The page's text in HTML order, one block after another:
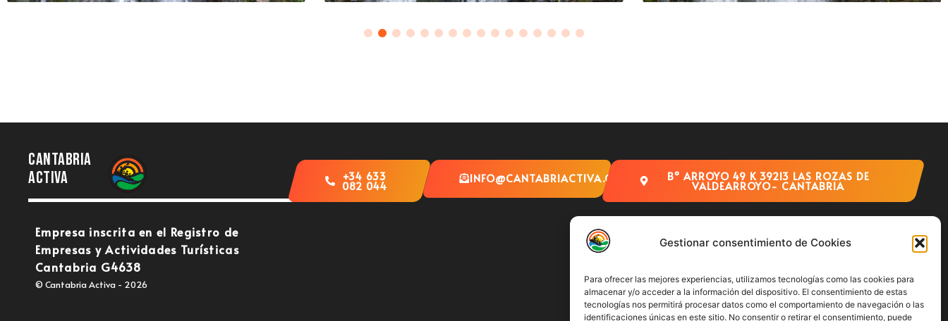
Gestionar consentimiento de Cookies
Para ofrecer las mejores experiencias, utilizamos tecnologías como las cookies para
almacenar y/o acceder a la información del dispositivo. El consentimiento de estas
tecnologías nos permitirá procesar datos como el comportamiento de navegación o las
identificaciones únicas en este sitio. No consentir o retirar el consentimiento, puede
Cantabria
activa
+34 633
082 044
INFO@CANTABRIACTIVA.COM Bº ARROYO 49 K 39213 LAS ROZAS DE
VALDEARROYO- CANTABRIA
Empresa inscrita en el Registro de
Empresas y Actividades Turísticas
Cantabria G4638
© Cantabria Activa - 2026